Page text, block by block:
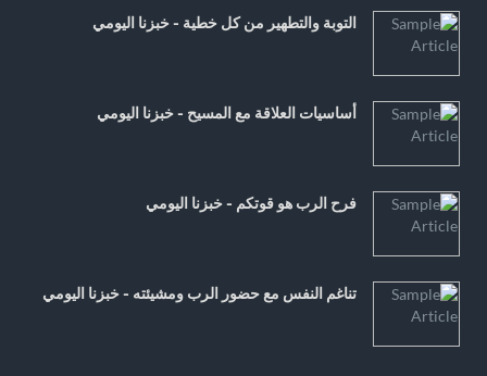
التوبة والتطهير من كل خطية - خبزنا اليومي
أساسيات العلاقة مع المسيح - خبزنا اليومي
فرح الرب هو قوتكم - خبزنا اليومي
تناغم النفس مع حضور الرب ومشيئته - خبزنا اليومي